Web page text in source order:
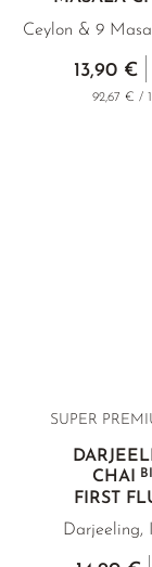
Ceylon & 9
13,90 €
92,67 € /
SUPER
CHAI
FIRST
Darjeeling,